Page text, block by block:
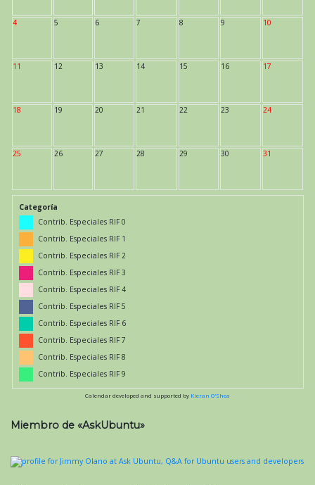
4 5 6 7 8 9 10
11 12 13 14 15 16 17
18 19 20 21 22 23 24
25 26 27 28 29 30 31
Categoría
Contrib. Especiales RIF 0
Contrib. Especiales RIF 1
Contrib. Especiales RIF 2
Contrib. Especiales RIF 3
Contrib. Especiales RIF 4
Contrib. Especiales RIF 5
Contrib. Especiales RIF 6
Contrib. Especiales RIF 7
Contrib. Especiales RIF 8
Contrib. Especiales RIF 9
Calendar developed and supported by Kieran O'Shea
Miembro de «AskUbuntu»